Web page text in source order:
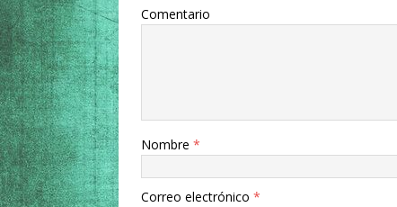
Comentario
Nombre *
Correo electrónico *